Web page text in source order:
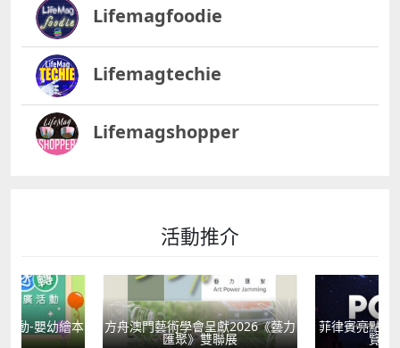
Lifemagfoodie
Lifemagtechie
Lifemagshopper
活動推介
動-嬰幼繪本 方舟澳門藝術學會呈獻2026《藝力
匯聚》雙聯展
菲律賓亮點文
覽會